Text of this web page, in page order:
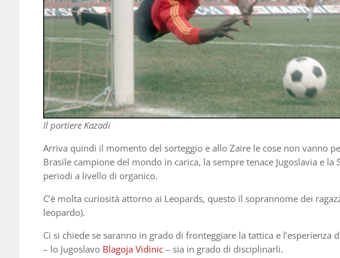
Il portiere Kazadi
Arriva quindi il momento del sorteggio e allo Zaire le cose non vanno
Brasile campione del mondo in carica, la sempre tenace Jugoslavia e
periodi a livello di organico.
C’è molta curiosità attorno ai Leopards, questo il soprannome dei
leopardo).
Ci si chiede se saranno in grado di fronteggiare la tattica e l’esperienza
– lo Jugoslavo Blagoja Vidinic – sia in grado di disciplinarli.